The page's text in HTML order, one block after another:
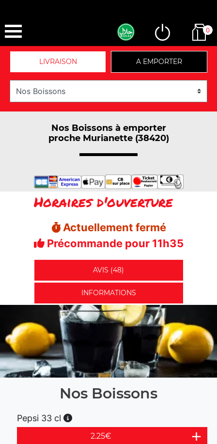
0
LIVRAISON A EMPORTER
Nos Boissons à emporter
proche Murianette (38420)
Horaires d'ouverture
Actuellement fermé
Précommande pour 11h35
AVIS (48)
INFORMATIONS
Nos Boissons
Pepsi 33 cl
2.25€